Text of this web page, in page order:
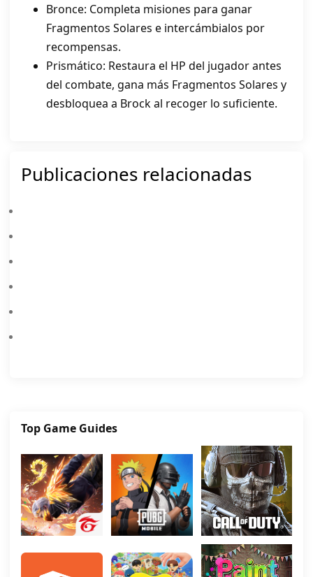
Bronce: Completa misiones para ganar
Fragmentos Solares e intercámbialos por
recompensas.
Prismático: Restaura el HP del jugador antes
del combate, gana más Fragmentos Solares y
desbloquea a Brock al recoger lo suficiente.
Publicaciones relacionadas
Top Game Guides